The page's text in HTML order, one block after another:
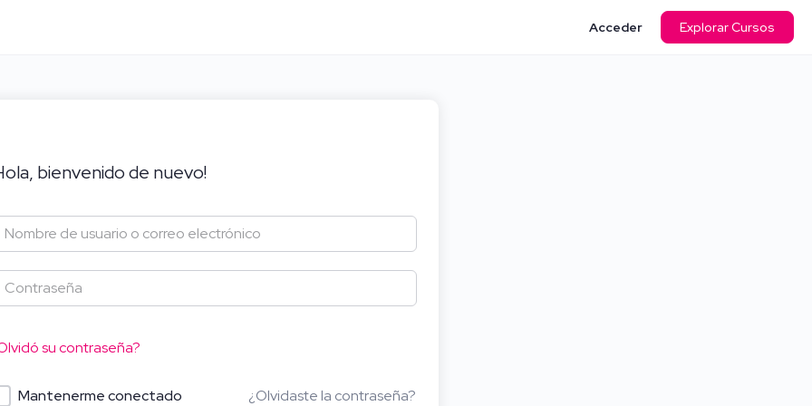
Acceder Explorar Cursos
bienvenido de nuevo!
su contraseña?
Mantenerme conectado ¿Olvidaste la contraseña?